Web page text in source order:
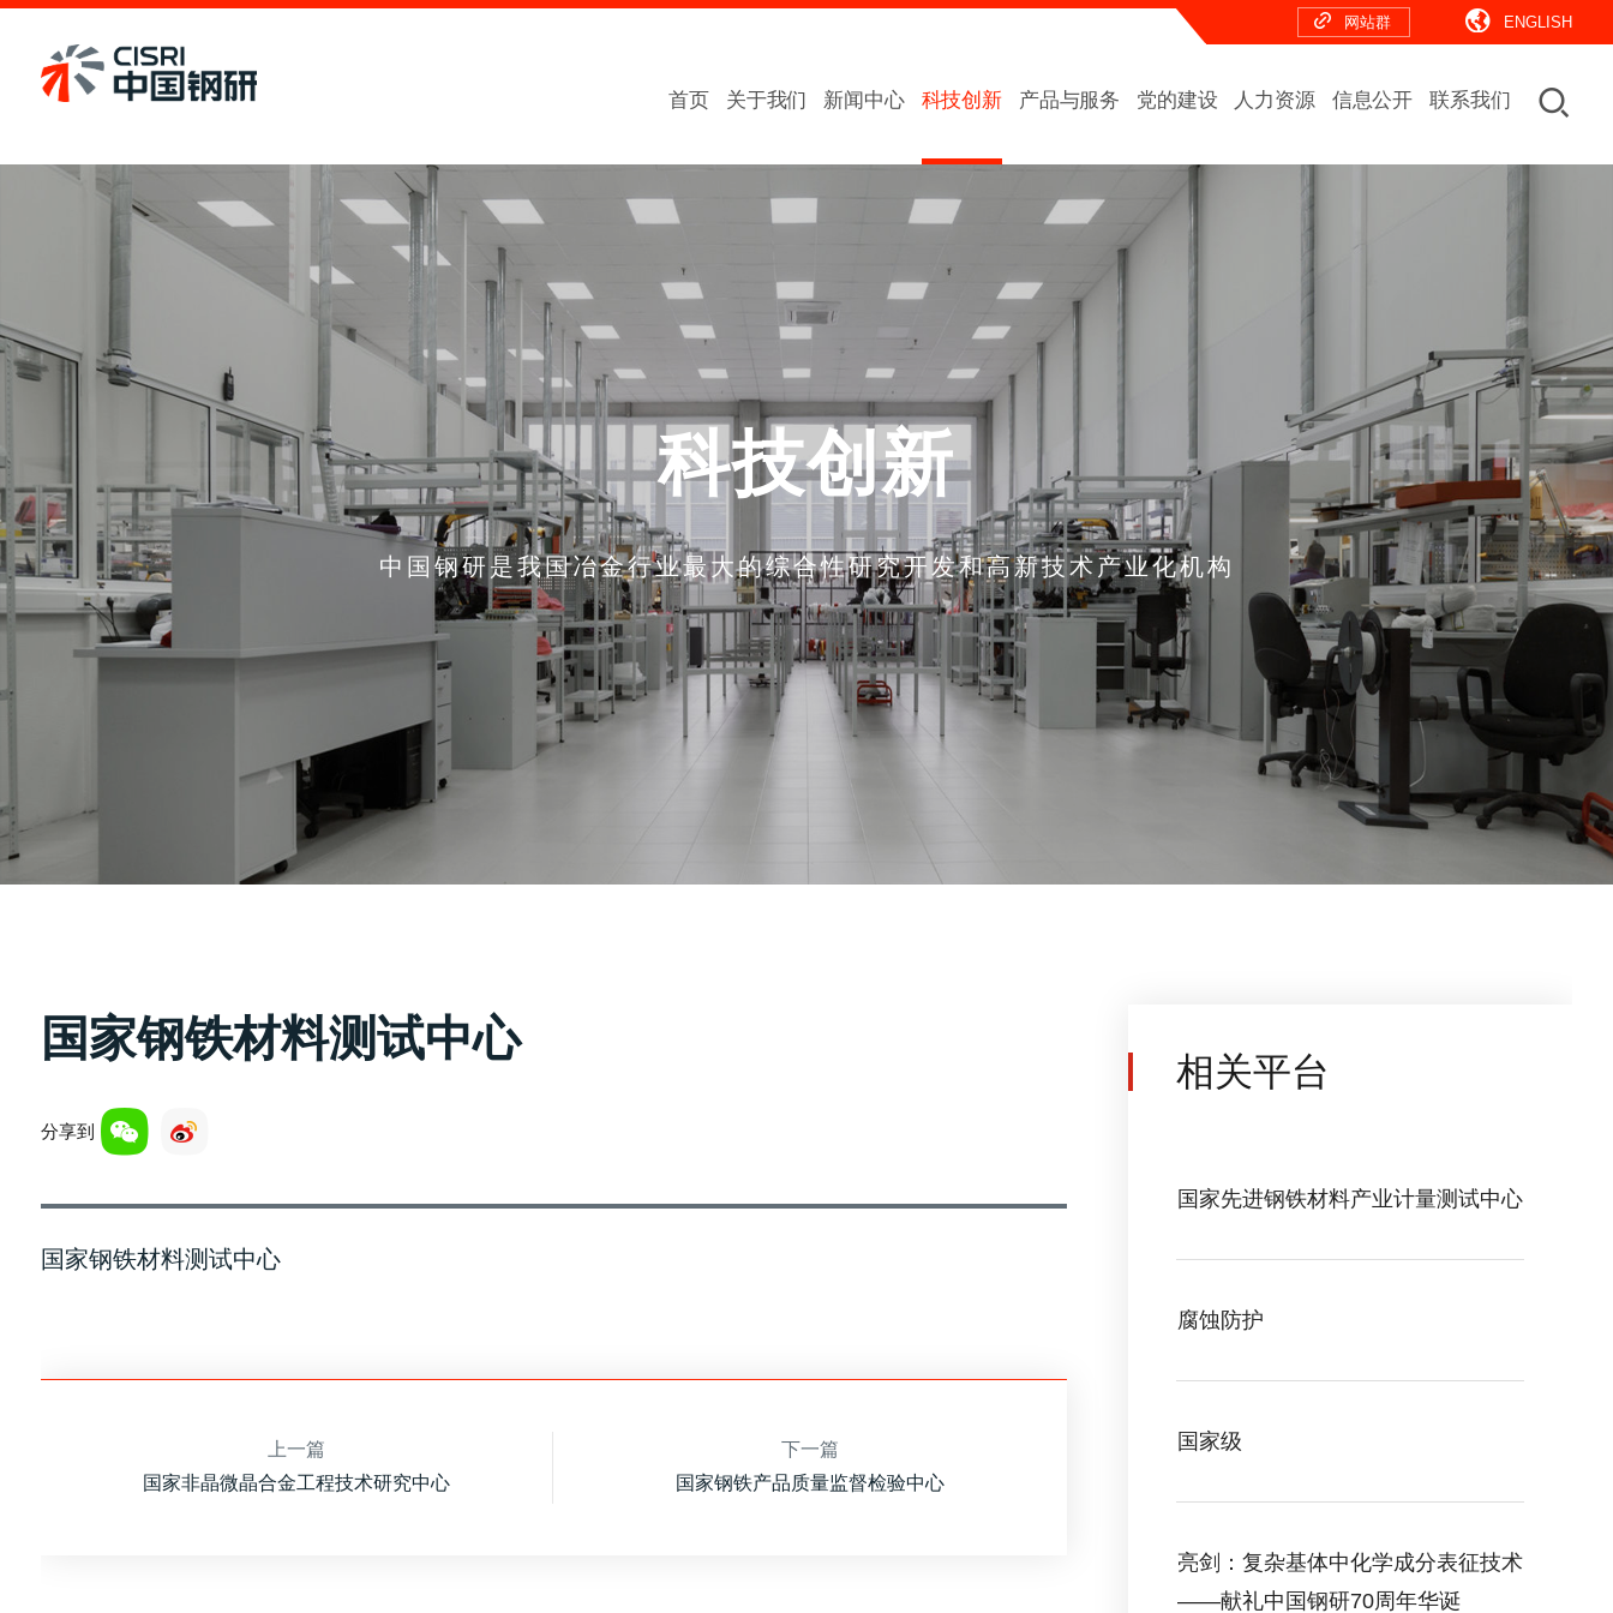
网站群 ENGLISH
首页 关于我们 新闻中心 科技创新 产品与服务 党的建设 人力资源 信息公开 联系我们
科技创新
中国钢研是我国冶金行业最大的综合性研究开发和高新技术产业化机构
国家钢铁材料测试中心
分享到
国家钢铁材料测试中心
上一篇
国家非晶微晶合金工程技术研究中心
下一篇
国家钢铁产品质量监督检验中心
相关平台
国家先进钢铁材料产业计量测试中心
腐蚀防护
国家级
亮剑：复杂基体中化学成分表征技术
——献礼中国钢研70周年华诞